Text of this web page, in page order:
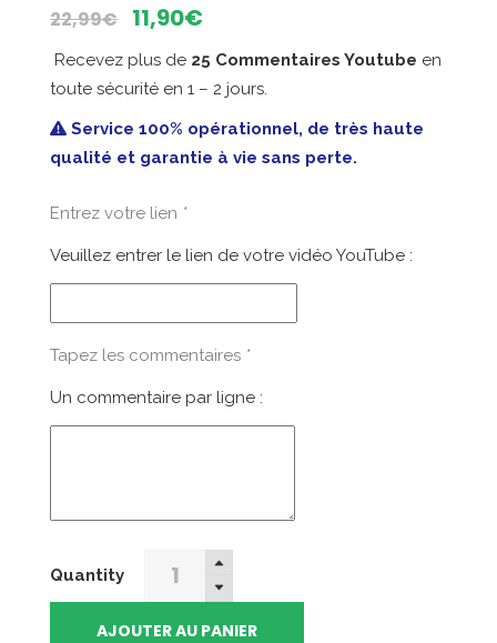
22,99€
Le
prix
initial
était :
22,99€.
11,90€
prix
actuel
est :
11,90€.
Recevez plus de 25 Commentaires Youtube en
toute sécurité en 1 – 2 jours.
Service 100% opérationnel, de très haute
qualité et garantie à vie sans perte.
Entrez votre lien *
Veuillez entrer le lien de votre vidéo YouTube :
Tapez les commentaires *
Un commentaire par ligne :
Quantity
Commentaires
Youtube
AJOUTER AU PANIER